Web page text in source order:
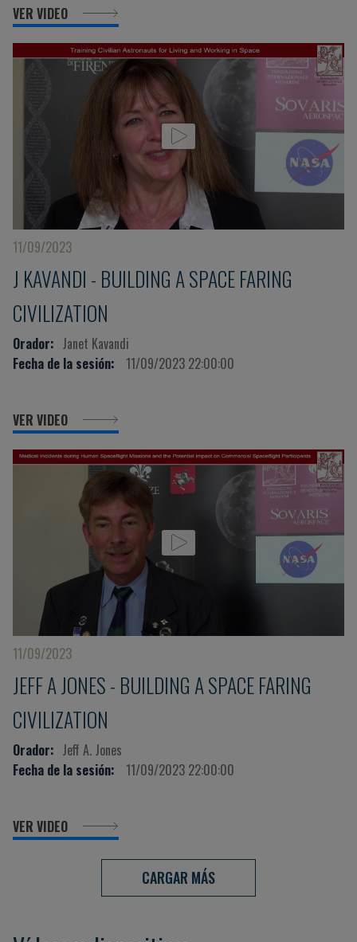
VER VIDEO
11/09/2023
J KAVANDI - BUILDING A SPACE FARING
CIVILIZATION
Orador: Janet Kavandi
Fecha de la sesión:
11/09/2023 22:00:00
VER VIDEO
11/09/2023
JEFF A JONES - BUILDING A SPACE FARING
CIVILIZATION
Orador: Jeff A. Jones
Fecha de la sesión:
11/09/2023 22:00:00
VER VIDEO
CARGAR MÁS